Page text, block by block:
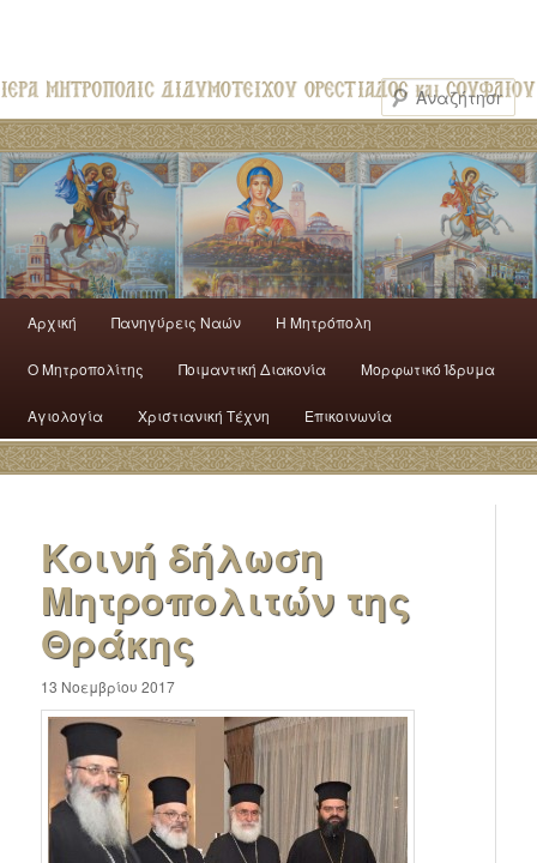
Αρχική Πανηγύρεις Ναών H Mητρόπολη
Ο Mητροπολίτης Ποιμαντική Διακονία Μορφωτικό Ίδρυμα
Αγιολογία Χριστιανική Τέχνη Επικοινωνία
Κοινή δήλωση
Μητροπολιτών της
Θράκης
13 Νοεμβρίου 2017